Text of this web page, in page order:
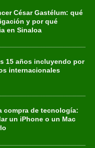
César Gastélum: qué
y por qué
en Sinaloa
15 años incluyendo por
internacionales
compra de tecnología:
un iPhone o un Mac